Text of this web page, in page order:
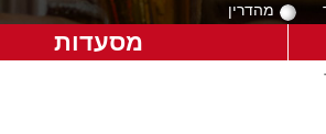
מהדרין
מסעדות